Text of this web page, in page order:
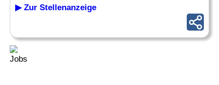
▶ Zur Stellenanzeige